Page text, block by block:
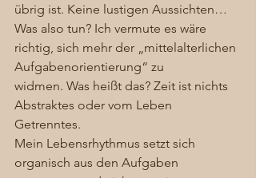
übrig ist. Keine lustigen Aussichten…
Was also tun? Ich vermute es wäre
richtig, sich mehr der „mittelalterlichen
Aufgabenorientierung“ zu
widmen. Was heißt das? Zeit ist nichts
Abstraktes oder vom Leben
Getrenntes.
Mein Lebensrhythmus setzt sich
organisch aus den Aufgaben